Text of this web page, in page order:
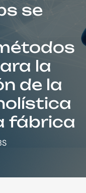
se
la
de la
fábrica